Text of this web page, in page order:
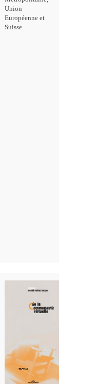
Union
Européenne et
Suisse.